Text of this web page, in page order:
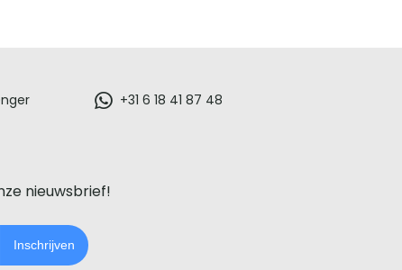
+31 6 18 41 87 48
nieuwsbrief!
Inschrijven